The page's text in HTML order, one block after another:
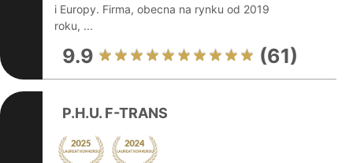
i Europy. Firma, obecna na rynku od 2019
roku, ...
9.9 (61)
P.H.U. F-TRANS